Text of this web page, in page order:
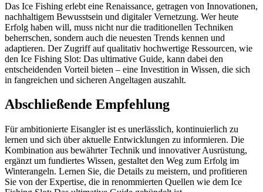
Das Ice Fishing erlebt eine Renaissance, getragen von Innovationen,
nachhaltigem Bewusstsein und digitaler Vernetzung. Wer heute
Erfolg haben will, muss nicht nur die traditionellen Techniken
beherrschen, sondern auch die neuesten Trends kennen und
adaptieren. Der Zugriff auf qualitativ hochwertige Ressourcen, wie
den Ice Fishing Slot: Das ultimative Guide, kann dabei den
entscheidenden Vorteil bieten – eine Investition in Wissen, die sich
in fangreichen und sicheren Angeltagen auszahlt.
Abschließende Empfehlung
Für ambitionierte Eisangler ist es unerlässlich, kontinuierlich zu
lernen und sich über aktuelle Entwicklungen zu informieren. Die
Kombination aus bewährter Technik und innovativer Ausrüstung,
ergänzt um fundiertes Wissen, gestaltet den Weg zum Erfolg im
Winterangeln. Lernen Sie, die Details zu meistern, und profitieren
Sie von der Expertise, die in renommierten Quellen wie dem Ice